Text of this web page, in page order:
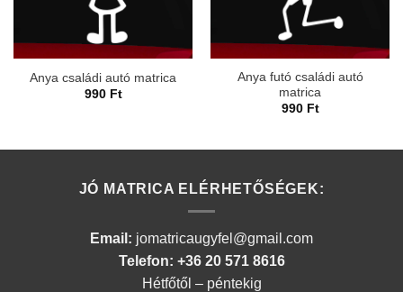
Anya családi autó matrica
990 Ft
Anya futó családi autó
matrica
990 Ft
JÓ MATRICA ELÉRHETŐSÉGEK:
Email: jomatricaugyfel@gmail.com
Telefon: +36 20 571 8616
Hétfőtől – péntekig